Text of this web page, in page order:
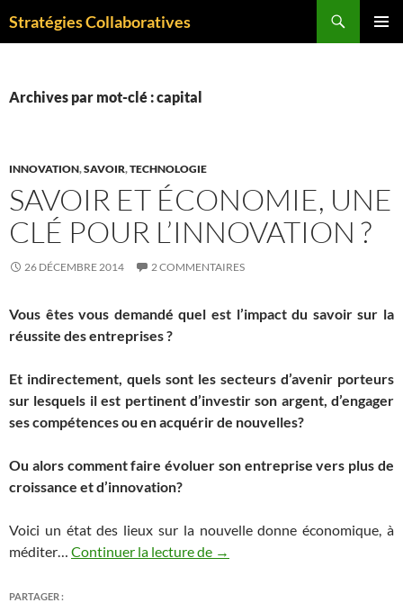
auStratégies Collaboratives
Archives par mot-clé : capital
INNOVATION,SAVOIR,TECHNOLOGIE
SAVOIR ET ÉCONOMIE, UNE
CLÉ POUR L’INNOVATION ?
26 DÉCEMBRE 2014 2 COMMENTAIRES
Vous êtes vous demandé quel est l’impact du savoir sur la
réussite des entreprises ?
Et indirectement, quels sont les secteurs d’avenir porteurs
sur lesquels il est pertinent d’investir son argent, d’engager
ses compétences ou en acquérir de nouvelles?
Ou alors comment faire évoluer son entreprise vers plus de
croissance et d’innovation?
Voici un état des lieux sur la nouvelle donne économique, à
méditer… Continuer la lecture de Savoir et économie, une clé
→
PARTAGER :